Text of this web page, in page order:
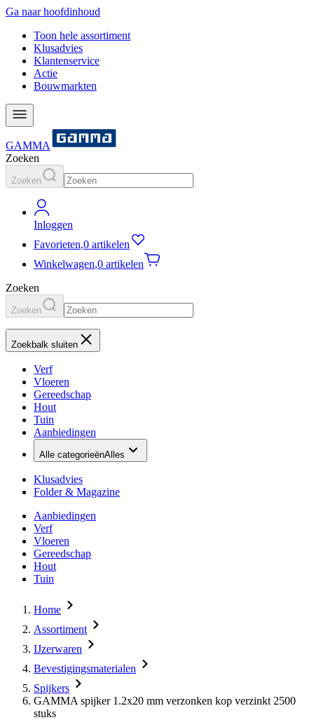
Ga naar hoofdinhoud
Toon hele assortiment
Klusadvies
Klantenservice
Actie
Bouwmarkten
GAMMA
Zoeken
Zoeken
Inloggen
Favorieten,0 artikelen
Winkelwagen,0 artikelen
Zoeken
Zoeken
Zoekbalk sluiten
Verf
Vloeren
Gereedschap
Hout
Tuin
Aanbiedingen
Alle categorieënAlles
Klusadvies
Folder & Magazine
Aanbiedingen
Verf
Vloeren
Gereedschap
Hout
Tuin
Home
Assortiment
IJzerwaren
Bevestigingsmaterialen
Spijkers
GAMMA spijker 1.2x20 mm verzonken kop verzinkt 2500
stuks